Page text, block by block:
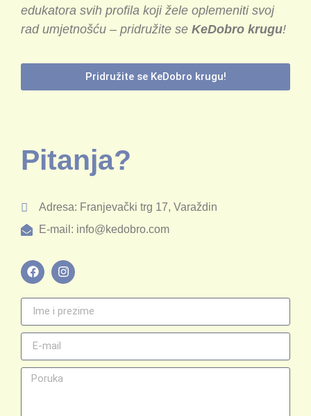
edukatora svih profila koji žele oplemeniti svoj
rad umjetnošću – pridružite se KeDobro krugu!
Pridružite se KeDobro krugu!
Pitanja?
Adresa: Franjevački trg 17, Varaždin
E-mail: info@kedobro.com